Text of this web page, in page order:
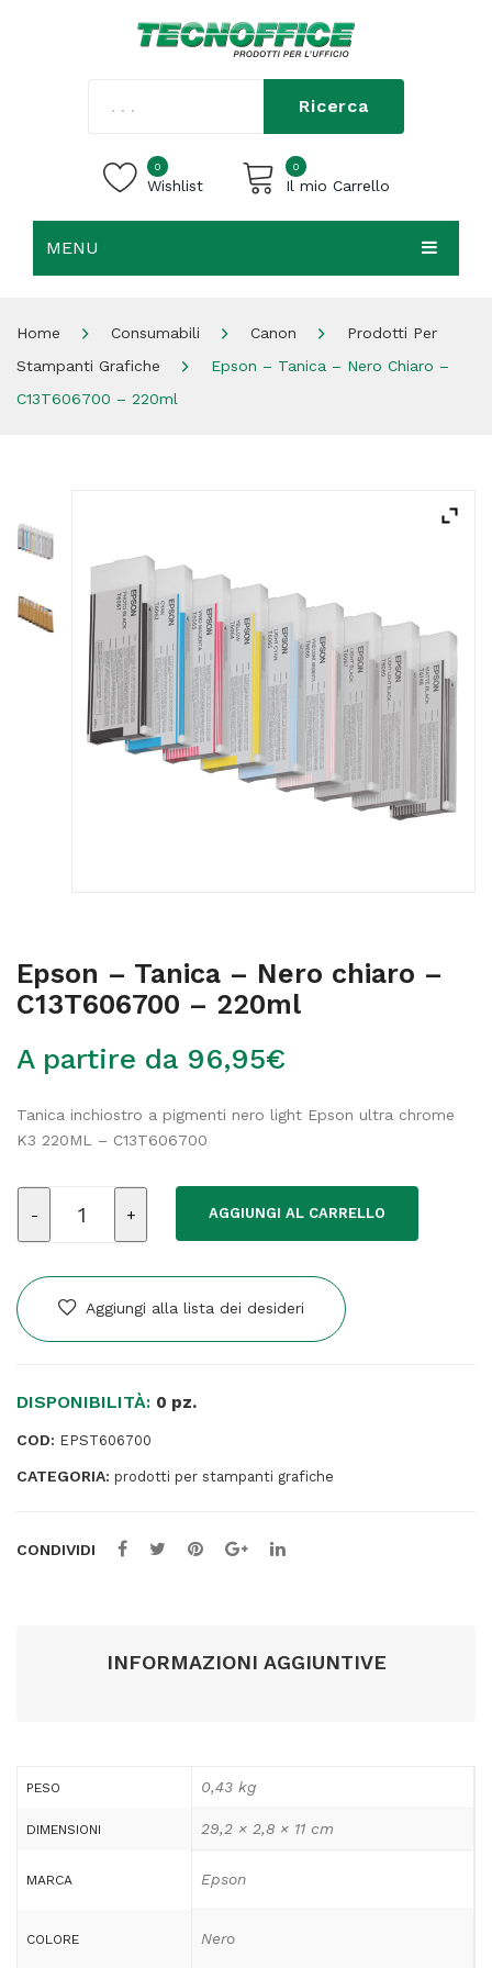
Ricerca
0
Wishlist
0
Il mio Carrello
MENU
SHOP
WISHLIST
ORDINI
Home Consumabili Canon
Prodotti Per
Stampanti Grafiche
Epson – Tanica – Nero Chiaro –
C13T606700 – 220ml
Epson – Tanica – Nero chiaro –
C13T606700 – 220ml
A partire da 96,95€
Tanica inchiostro a pigmenti nero light Epson ultra chrome
K3 220ML – C13T606700
-
Nero
-
AGGIUNGI AL CARRELLO
Aggiungi alla lista dei desideri
DISPONIBILITÀ: 0 pz.
COD: EPST606700
CATEGORIA: prodotti per stampanti grafiche
CONDIVIDI
INFORMAZIONI AGGIUNTIVE
PESO 0,43 kg
DIMENSIONI 29,2 × 2,8 × 11 cm
MARCA Epson
COLORE Nero